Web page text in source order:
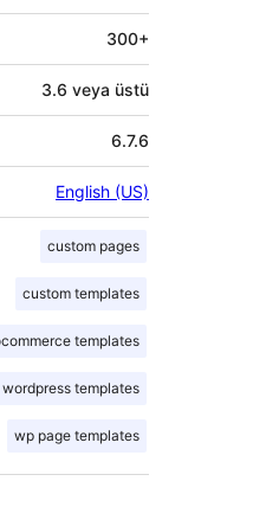
300+
3.6 veya üstü
6.7.6
English (US)
custom pages
custom templates
templates
wordpress templates
wp page templates